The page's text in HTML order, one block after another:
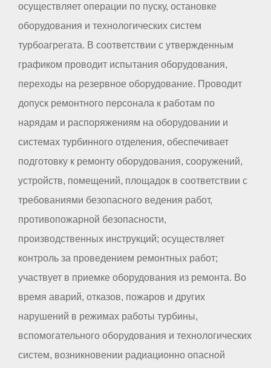
осуществляет операции по пуску, остановке
оборудования и технологических систем
турбоагрегата. В соответствии с утвержденным
графиком проводит испытания оборудования,
переходы на резервное оборудование. Проводит
допуск ремонтного персонала к работам по
нарядам и распоряжениям на оборудовании и
системах турбинного отделения, обеспечивает
подготовку к ремонту оборудования, сооружений,
устройств, помещений, площадок в соответствии с
требованиями безопасного ведения работ,
противопожарной безопасности,
производственных инструкций; осуществляет
контроль за проведением ремонтных работ;
участвует в приемке оборудования из ремонта. Во
время аварий, отказов, пожаров и других
нарушений в режимах работы турбины,
вспомогательного оборудования и технологических
систем, возникновении радиационно опасной